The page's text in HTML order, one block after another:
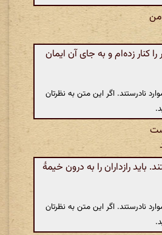
من
کنار زده‌ام و به جای آن ایمان
نادرستند. اگر این متن به نظرتان
رازداران را به درون خیمهٔ
نادرستند. اگر این متن به نظرتان